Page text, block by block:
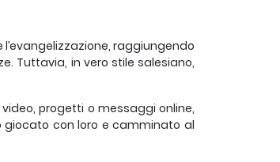
raggiungendo
Tuttavia, in vero stile salesiano,
progetti o messaggi online,
con loro e camminato al